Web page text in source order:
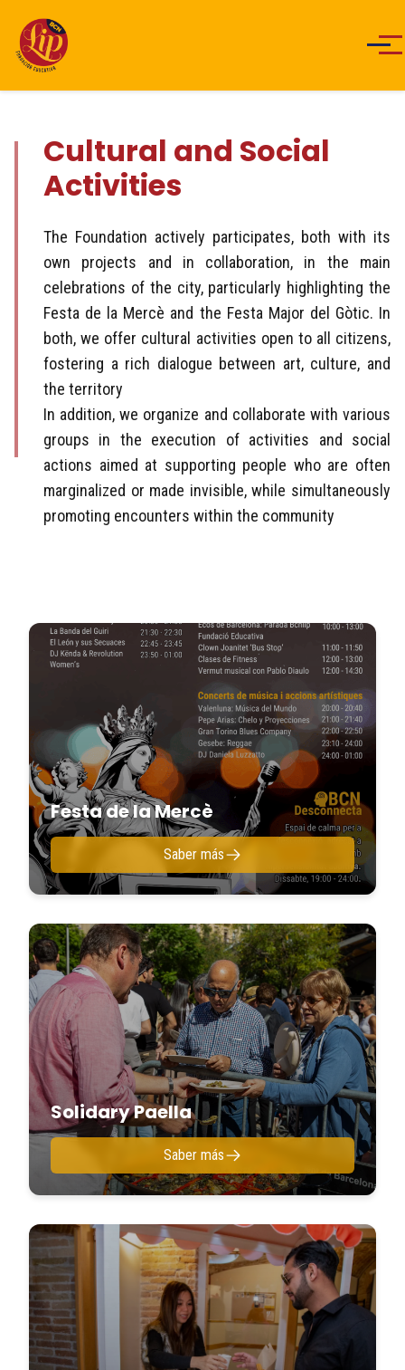
Cultural and Social
Activities
The Foundation actively participates, both with its
own projects and in collaboration, in the main
celebrations of the city, particularly highlighting the
Festa de la Mercè and the Festa Major del Gòtic. In
both, we offer cultural activities open to all citizens,
fostering a rich dialogue between art, culture, and
the territory
In addition, we organize and collaborate with various
groups in the execution of activities and social
actions aimed at supporting people who are often
marginalized or made invisible, while simultaneously
promoting encounters within the community
Festa de la Mercè
Saber más
Solidary Paella
Saber más